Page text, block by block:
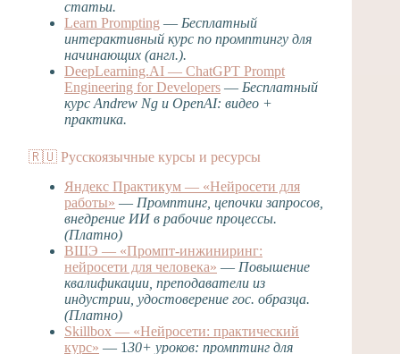
статьи.
Learn Prompting — Бесплатный
интерактивный курс по промптингу для
начинающих (англ.).
DeepLearning.AI — ChatGPT Prompt
Engineering for Developers — Бесплатный
курс Andrew Ng и OpenAI: видео +
практика.
🇷🇺 Русскоязычные курсы и ресурсы
Яндекс Практикум — «Нейросети для
работы» — Промптинг, цепочки запросов,
внедрение ИИ в рабочие процессы.
(Платно)
ВШЭ — «Промпт-инжиниринг:
нейросети для человека» — Повышение
квалификации, преподаватели из
индустрии, удостоверение гос. образца.
(Платно)
Skillbox — «Нейросети: практический
курс» — 130+ уроков: промптинг для